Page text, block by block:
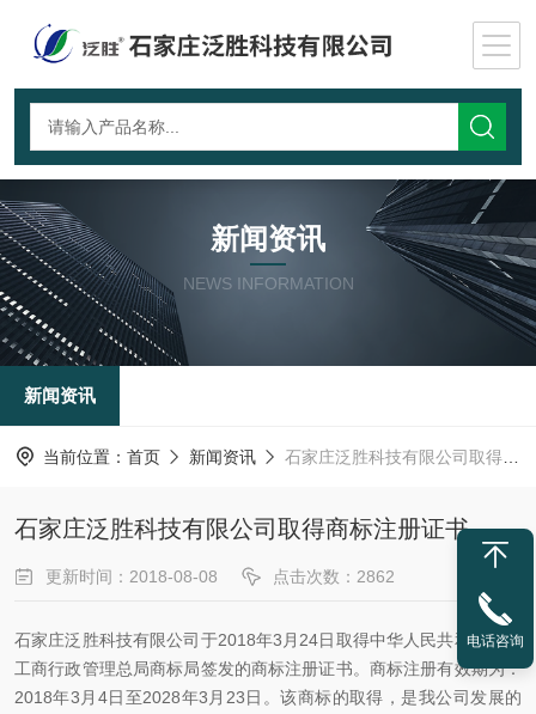
新闻资讯
NEWS INFORMATION
新闻资讯
当前位置： 首页 新闻资讯 石家庄泛胜科技有限公司取得商标注册证书
石家庄泛胜科技有限公司取得商标注册证书
更新时间：2018-08-08 点击次数：2862
石家庄泛胜科技有限公司于2018年3月24日取得中华人民共和国国家
工商行政管理总局商标局签发的商标注册证书。商标注册有效期为：
2018年3月4日至2028年3月23日。该商标的取得，是我公司发展的
电话咨询